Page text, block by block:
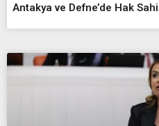
Antakya ve Defne’de Hak